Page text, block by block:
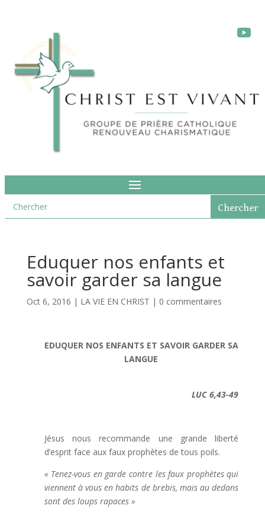
Eduquer nos enfants et
savoir garder sa langue
Oct 6, 2016 | LA VIE EN CHRIST | 0 commentaires
EDUQUER NOS ENFANTS ET SAVOIR GARDER SA
LANGUE
LUC 6,43-49
Jésus nous recommande une grande liberté
d’esprit face aux faux prophètes de tous poils.
« Tenez-vous en garde contre les faux prophètes qui
viennent à vous en habits de brebis, mais au dedans
sont des loups rapaces »